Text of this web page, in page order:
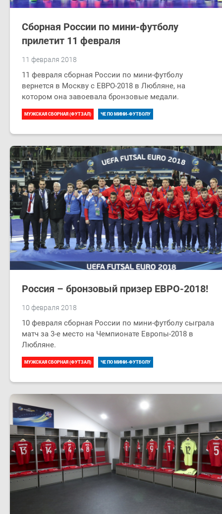
11 февраля 2018
Сборная России по мини-футболу
прилетит 11 февраля
11 февраля сборная России по мини-футболу
вернется в Москву с ЕВРО-2018 в Любляне, на
котором она завоевала бронзовые медали.
МУЖСКАЯ СБОРНАЯ (ФУТЗАЛ) ЧЕ ПО МИНИ-ФУТБОЛУ
10 февраля 2018
Россия – бронзовый призер ЕВРО-2018!
10 февраля сборная России по мини-футболу сыграла
матч за 3-е место на Чемпионате Европы-2018 в
Любляне.
МУЖСКАЯ СБОРНАЯ (ФУТЗАЛ) ЧЕ ПО МИНИ-ФУТБОЛУ